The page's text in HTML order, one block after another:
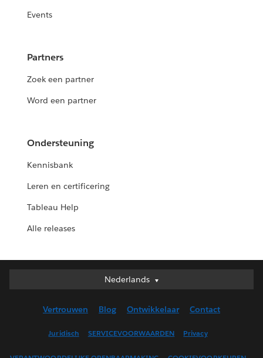
Events
Partners
Zoek een partner
Word een partner
Ondersteuning
Kennisbank
Leren en certificering
Tableau Help
Alle releases
Nederlands
Nederlands
English (UK)
Vertrouwen Blog Ontwikkelaar Contact
Juridisch SERVICEVOORWAARDEN Privacy